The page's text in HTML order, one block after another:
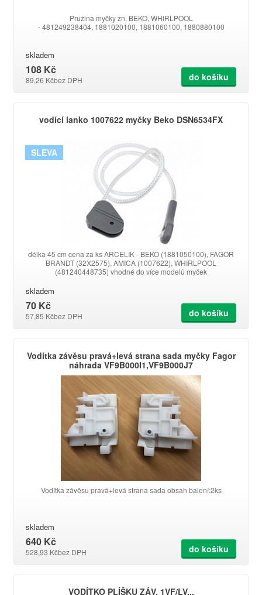
Pružina myčky zn. BEKO, WHIRLPOOL
- 481249238404, 1881020100, 1881060100, 1880880100
skladem
108 Kč
89,26 Kčbez DPH do košíku
vodící lanko 1007622 myčky Beko DSN6534FX
SLEVA
délka 45 cm cena za ks ARCELIK - BEKO (1881050100), FAGOR
BRANDT (32X2575), AMICA (1007622), WHIRLPOOL
(481240448735) vhodné do více modelů myček
skladem
70 Kč
57,85 Kčbez DPH do košíku
Vodítka závěsu pravá+levá strana sada myčky Fagor
náhrada VF9B000I1,VF9B000J7
Vodítka závěsu pravá+levá strana sada obsah balení:2ks
skladem
640 Kč
528,93 Kčbez DPH do košíku
VODÍTKO PLÍŠKU ZÁV. 1VF/LV...